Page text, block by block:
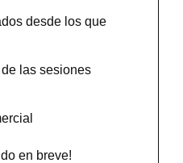
desde los que
las sesiones
en breve!